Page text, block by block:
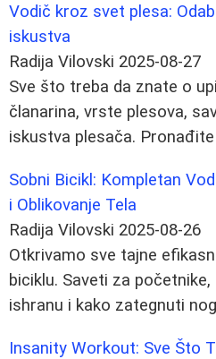
Vodič kroz svet plesa:
iskustva
Radija Vilovski 2025-08-27
Sve što treba da znate o
članarina, vrste plesova,
iskustva plesača.
Sobni Bicikl: Kompletan
i Oblikovanje Tela
Radija Vilovski 2025-08-26
Otkrivamo sve tajne
biciklu. Saveti za
ishranu i kako zategnuti
Insanity Workout: Sve Što